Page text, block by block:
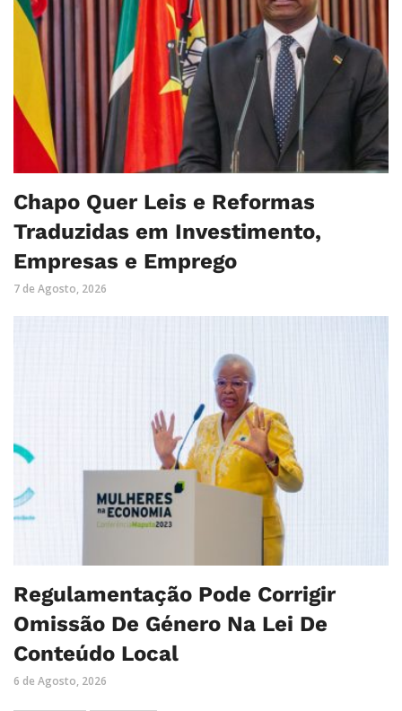
Chapo Quer Leis e Reformas
Traduzidas em Investimento,
Empresas e Emprego
7 de Agosto, 2026
Regulamentação Pode Corrigir
Omissão De Género Na Lei De
Conteúdo Local
6 de Agosto, 2026